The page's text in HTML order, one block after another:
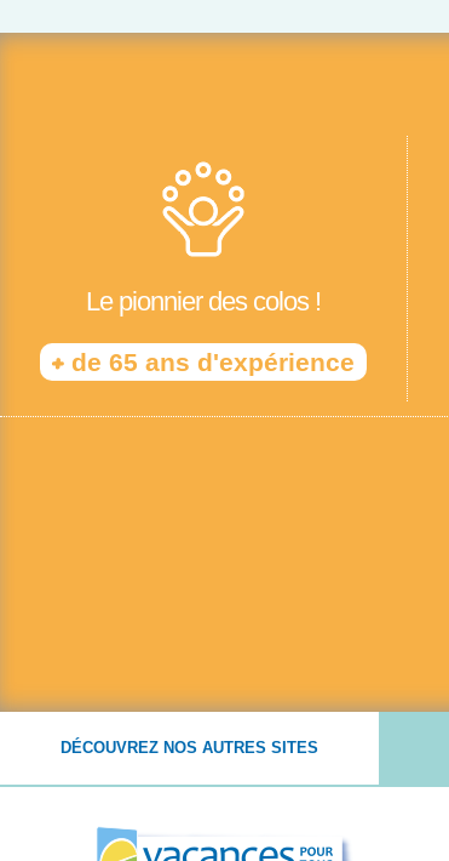
Le pionnier des colos !
+ de 65 ans d'expérience
DÉCOUVREZ NOS AUTRES SITES